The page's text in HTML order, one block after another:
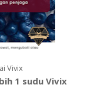
Vivix
1 sudu Vivix